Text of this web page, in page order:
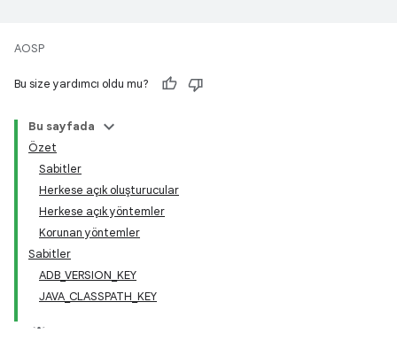
AOSP
Bu size yardımcı oldu mu?
Bu sayfada
Özet
Sabitler
Herkese açık oluşturucular
Herkese açık yöntemler
Korunan yöntemler
Sabitler
ADB_VERSION_KEY
JAVA_CLASSPATH_KEY